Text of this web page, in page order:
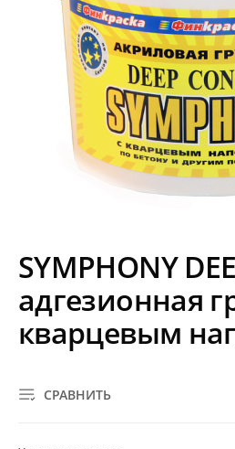
SYMPHONY
адгезионная
кварцевым
СРАВНИТЬ